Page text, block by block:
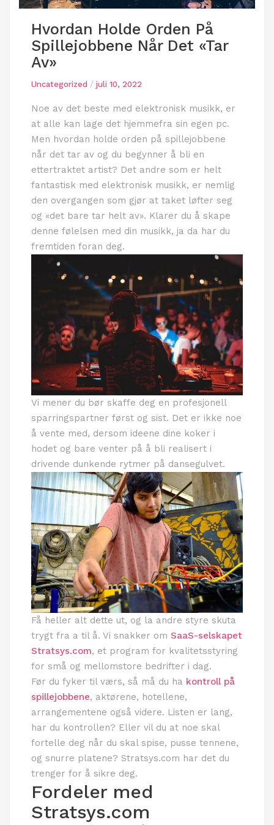
Hvordan Holde Orden På
Spillejobbene Når Det «tar
Av»
Uncategorized / juli 10, 2022
Noe av det beste med elektronisk musikk, er
at alle kan lage det hjemmefra sin egen pc.
Men hvordan holde orden på spillejobbene
når det tar av og du begynner å bli en
ettertraktet artist? Det andre som er helt
fantastisk med elektronisk musikk, er nemlig
den overgangen som gjør at taket løfter seg
og «det bare tar helt av». Klarer du å skape
denne følelsen med din musikk, ja da har du
fremtiden foran deg.
Vi mener du bør skaffe deg en profesjonell
sparringspartner først og sist. Det er ikke noe
å vente med, dersom ideene dine koker i
hodet og bare venter på å bli realisert i
drivende dunkende rytmer på dansegulvet.
Få heller alt dette ut, og la andre styre skuta
trygt fra a til å. Vi snakker om SaaS-selskapet
Stratsys.com, et program for kvalitetsstyring
for små og mellomstore bedrifter i dag.
Før du fyker til værs, så må du ha kontroll på
spillejobbene, aktørene, hotellene,
arrangementene også videre. Listen er lang,
har du kontrollen? Eller vil du at noe skal
fortelle deg når du skal spise, pusse tennene,
og snurre platene? Stratsys.com har det du
trenger for å sikre deg.
Fordeler med
Stratsys.com